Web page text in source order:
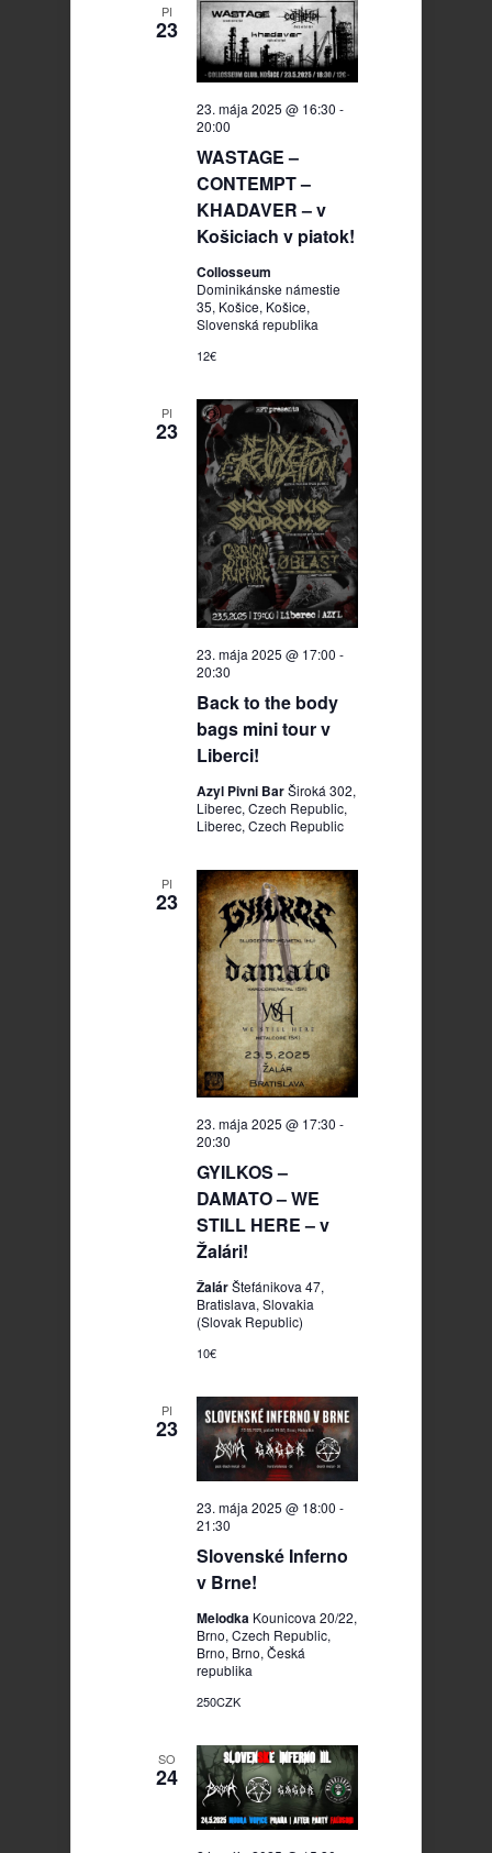
PI
23
WASTAGE –
CONTEMPT –
KHADAVER – v
Košiciach v piatok!
23. mája 2025 @ 16:30 -
20:00
Collosseum
Dominikánske námestie
35, Košice, Košice,
Slovenská republika
12€
PI
23
Back to the body
bags mini tour v
Liberci!
23. mája 2025 @ 17:00 -
20:30
Azyl Pivni BarŠiroká 302,
Liberec, Czech Republic,
Liberec, Czech Republic
PI
23
GYILKOS –
DAMATO – WE
STILL HERE – v
Žalári!
23. mája 2025 @ 17:30 -
20:30
ŽalárŠtefánikova 47,
Bratislava, Slovakia
(Slovak Republic)
10€
PI
23
Slovenské Inferno
v Brne!
23. mája 2025 @ 18:00 -
21:30
Melodka Kounicova 20/22,
Brno, Czech Republic,
Brno, Brno, Česká
republika
250CZK
SO
24